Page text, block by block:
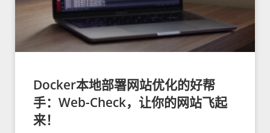
Docker本地部署网站优化的好帮
手：Web-Check，让你的网站飞起
来！